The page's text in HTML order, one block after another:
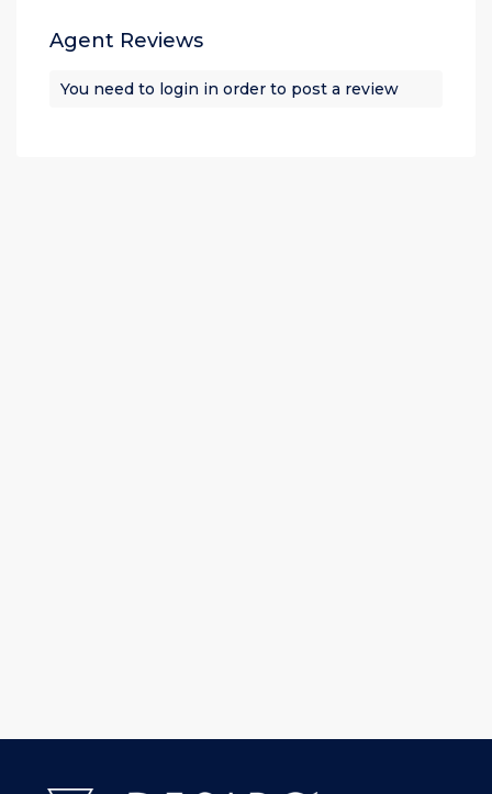
Agent Reviews
You need to login in order to post a review